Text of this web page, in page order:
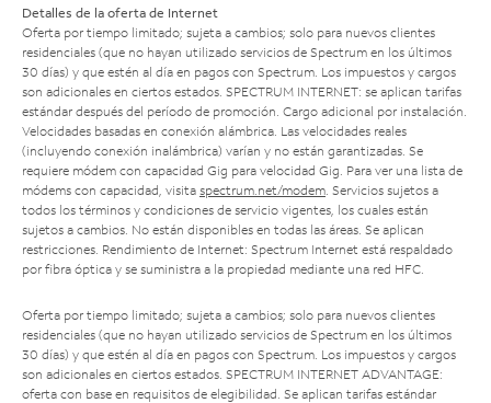
Detalles de la oferta de Internet
Oferta por tiempo limitado; sujeta a cambios; solo para nuevos clientes
residenciales (que no hayan utilizado servicios de Spectrum en los últimos
30 días) y que estén al día en pagos con Spectrum. Los impuestos y cargos
son adicionales en ciertos estados. SPECTRUM INTERNET: se aplican tarifas
estándar después del período de promoción. Cargo adicional por instalación.
Velocidades basadas en conexión alámbrica. Las velocidades reales
(incluyendo conexión inalámbrica) varían y no están garantizadas. Se
requiere módem con capacidad Gig para velocidad Gig. Para ver una lista de
módems con capacidad, visita spectrum.net/modem . Servicios sujetos a
todos los términos y condiciones de servicio vigentes, los cuales están
sujetos a cambios. No están disponibles en todas las áreas. Se aplican
restricciones. Rendimiento de Internet: Spectrum Internet está respaldado
por fibra óptica y se suministra a la propiedad mediante una red HFC.
Oferta por tiempo limitado; sujeta a cambios; solo para nuevos clientes
residenciales (que no hayan utilizado servicios de Spectrum en los últimos
30 días) y que estén al día en pagos con Spectrum. Los impuestos y cargos
son adicionales en ciertos estados. SPECTRUM INTERNET ADVANTAGE:
oferta con base en requisitos de elegibilidad. Se aplican tarifas estándar